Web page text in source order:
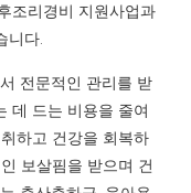
조리경비 지원사업과
니다.
전문적인 관리를 받
데 드는 비용을 줄여
하고 건강을 회복하
보살핌을 받으며 건